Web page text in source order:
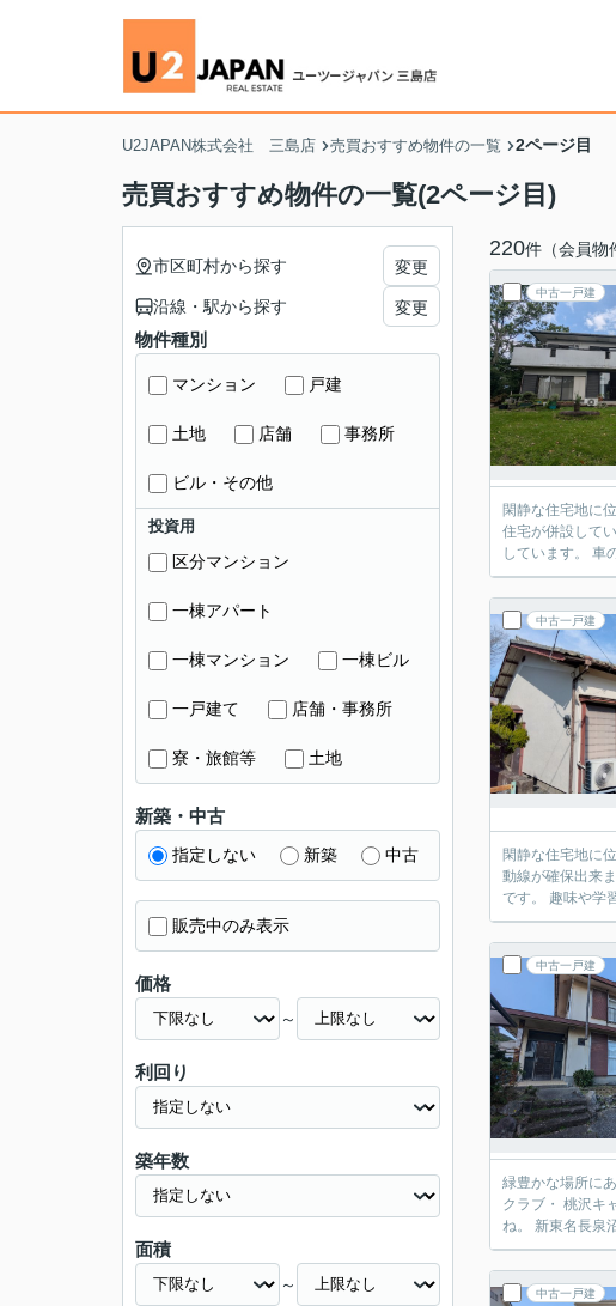
U2JAPAN株式会社 三島店 売買おすすめ物件の一覧 2ページ目
売買おすすめ物件の一覧(2ページ目)
220件（会員物
中古一戸建
閑静な住宅地に位置してい
住宅が併設しています
中古一戸建
閑静な住宅地に位置
動線が確保出来ます。 メンテナンス費
中古一戸建
緑豊かな場所にあります。 自然を身近
クラブ・ 桃沢キャンプ場・愛鷹広域公園など♪ 愛鷹山
ね。 新東名
中古一戸建
市区町村から探す 変更
沿線・駅から探す 変更
物件種別
マンション 戸建
土地 店舗 事務所
ビル・その他
投資用
区分マンション
一棟アパート
一棟マンション 一棟ビル
一戸建て 店舗・事務所
寮・旅館等 土地
新築・中古
指定しない 新築 中古
販売中のみ表示
価格
～
利回り
築年数
面積
～